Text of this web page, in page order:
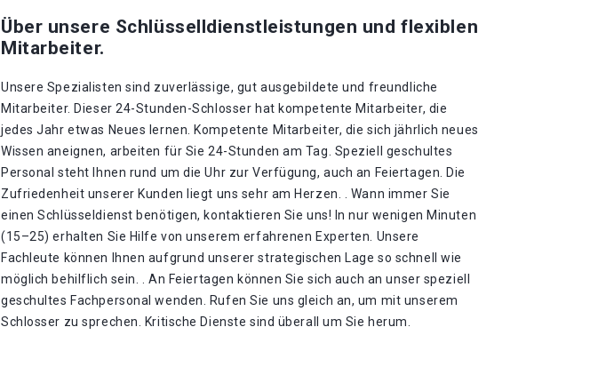
Über unsere Schlüsselldienstleistungen und flexiblen
Mitarbeiter.
Unsere Spezialisten sind zuverlässige, gut ausgebildete und freundliche
Mitarbeiter. Dieser 24-Stunden-Schlosser hat kompetente Mitarbeiter, die
jedes Jahr etwas Neues lernen. Kompetente Mitarbeiter, die sich jährlich neues
Wissen aneignen, arbeiten für Sie 24-Stunden am Tag. Speziell geschultes
Personal steht Ihnen rund um die Uhr zur Verfügung, auch an Feiertagen. Die
Zufriedenheit unserer Kunden liegt uns sehr am Herzen. . Wann immer Sie
einen Schlüsseldienst benötigen, kontaktieren Sie uns! In nur wenigen Minuten
(15–25) erhalten Sie Hilfe von unserem erfahrenen Experten. Unsere
Fachleute können Ihnen aufgrund unserer strategischen Lage so schnell wie
möglich behilflich sein. . An Feiertagen können Sie sich auch an unser speziell
geschultes Fachpersonal wenden. Rufen Sie uns gleich an, um mit unserem
Schlosser zu sprechen. Kritische Dienste sind überall um Sie herum.